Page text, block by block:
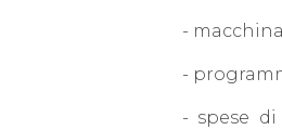
-
-
- spese